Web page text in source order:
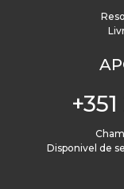
Disponivel de